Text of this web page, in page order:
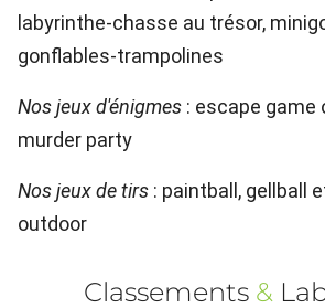
labyrinthe-chasse au trésor,
gonflables-trampolines
Nos jeux d'énigmes : escape game
murder party
Nos jeux de tirs : paintball, gellball
outdoor
Classements &